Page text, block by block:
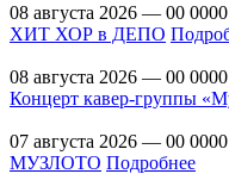
08 августа 2026 — 00
ХИТ ХОР в ДЕПО
08 августа 2026 — 00
Концерт кавер-группы
07 августа 2026 — 00
МУЗЛОТО Подробнее